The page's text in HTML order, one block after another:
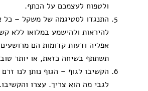
ולטפוח לעצמכם על הכתף.
התנגדו לסטיגמה של משקל – כל
להיראות ולהישמע במלואו ללא
אפליה ודעות קדומות הם
תשתתף בשיחה כזאת, או יותר
הקשיבו לגוף – הגוף נותן לנו
לגבי מה הוא צריך. עצרו והקשיבו.